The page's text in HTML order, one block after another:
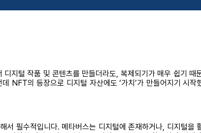
디지털 작품 및 콘텐츠를 만들더라도, 복제되기가 매우 쉽기
NFT의 등장으로 디지털 자산에도 ‘가치’가 만들어지기 시
서 필수적입니다. 메타버스는 디지털에 존재하거나, 디지털